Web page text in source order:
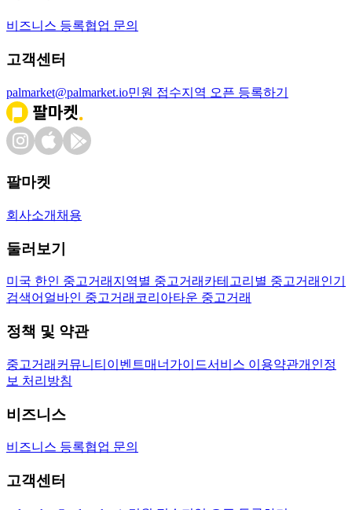
비즈니스 등록협업 문의
고객센터
palmarket@palmarket.io민원 접수지역 오픈 등록하기
팔마켓
회사소개 채용
둘러보기
미국 한인 중고거래 지역별 중고거래 카테고리별 중고거래 인기
검색어 얼바인 중고거래 코리아타운 중고거래
정책 및 약관
중고거래 커뮤니티 이벤트매너가이드서비스 이용약관개인정
보 처리방침
비즈니스
비즈니스 등록협업 문의
고객센터